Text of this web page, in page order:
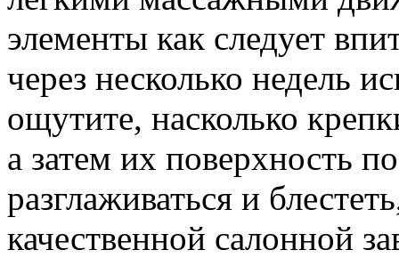
элементы как следует
через несколько недель
ощутите, насколько
а затем их поверхность
разглаживаться и
качественной салонной